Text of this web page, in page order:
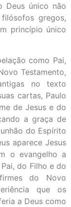
Deus único não
gregos,
princípio único
como Pai,
Testamento,
no texto
cartas, Paulo
de Jesus e do
a graça de
do Espírito
aparece Jesus
o evangelho a
do Filho e do
do Novo
que os
a Deus como